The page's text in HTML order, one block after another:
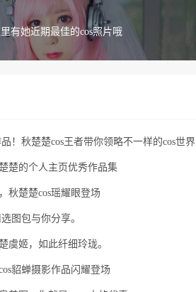
有她近期最佳的cos照片哦
！秋楚楚cos王者带你领略不一样的cos世界
楚的个人主页优秀作品集
秋楚楚cos瑶耀眼登场
图包与你分享。
虞姬，如此纤细玲珑。
貂蝉摄影作品闪耀登场